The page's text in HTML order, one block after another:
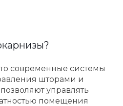
современные системы
шторами и
управлять
помещения